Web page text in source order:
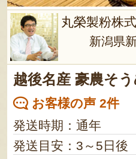
丸榮製粉株
新潟県
越後名産 豪農そ
お客様の声 2件
発送時期：通年
発送目安：3～5日後